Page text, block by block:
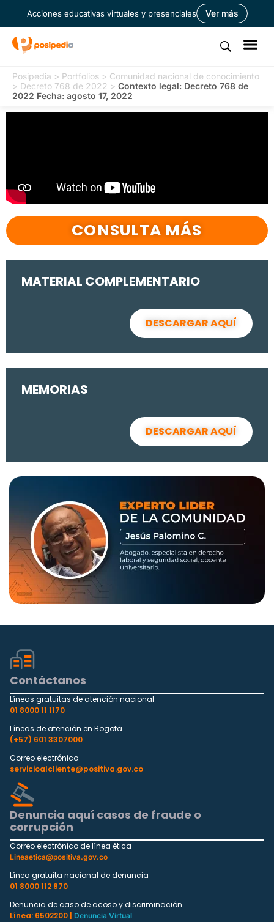
Acciones educativas virtuales y presenciales Ver más
Posipedia > Portfolios > Comunidad nacional de conocimiento
> Decreto 768 de 2022 > Contexto legal: Decreto 768 de
2022 Fecha: agosto 17, 2022
CONSULTA MÁS
MATERIAL COMPLEMENTARIO
DESCARGAR AQUÍ
MEMORIAS
DESCARGAR AQUÍ
Contáctanos
Líneas gratuitas de atención nacional
01 8000 11 1170
Líneas de atención en Bogotá
(+57) 601 3307000
Correo electrónico
servicioalcliente@positiva.gov.co
Denuncia aquí casos de fraude o
corrupción
Correo electrónico de línea ética
Lineaetica@positiva.gov.co
Línea gratuita nacional de denuncia
01 8000 112 870
Denuncia de caso de acoso y discriminación
Línea: 6502200 |
Denuncia Virtual